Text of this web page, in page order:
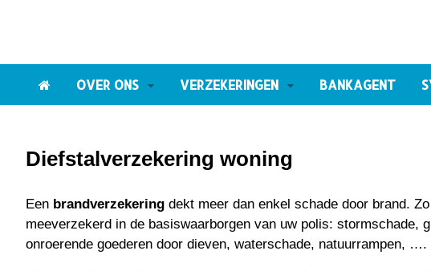
OVER ONS VERZEKERINGEN BANKAGENT
Diefstalverzekering woning
Een brandverzekering dekt meer dan enkel schade door brand.
meeverzekerd in de basiswaarborgen van uw polis: stormschade,
onroerende goederen door dieven, waterschade, natuurrampen, ….